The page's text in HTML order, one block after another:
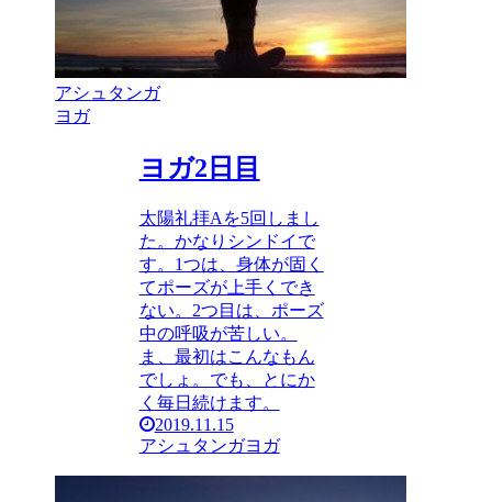
アシュタンガ
ヨガ
ヨガ2日目
太陽礼拝Aを5回しまし
た。かなりシンドイで
す。1つは、身体が固く
てポーズが上手くでき
ない。2つ目は、ポーズ
中の呼吸が苦しい。
ま、最初はこんなもん
でしょ。でも、とにか
く毎日続けます。
2019.11.15
アシュタンガヨガ